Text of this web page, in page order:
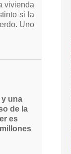
vivienda
si la
Uno
una
de la
es